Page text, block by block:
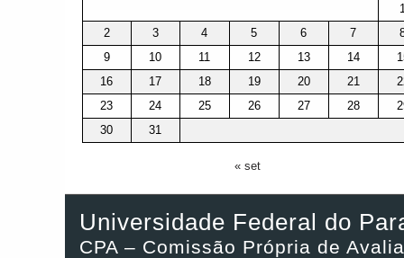
1
2
3 4 5 6 7
9
10 11 12 13 14
16
17 18 19 20 21
23
24 25 26 27 28
30
31
« set
Universidade Federal do
CPA – Comissão Própria de